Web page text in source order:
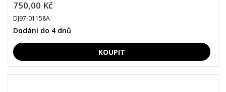
750,00 Kč
DJ97-01158A
Dodání do 4 dnů